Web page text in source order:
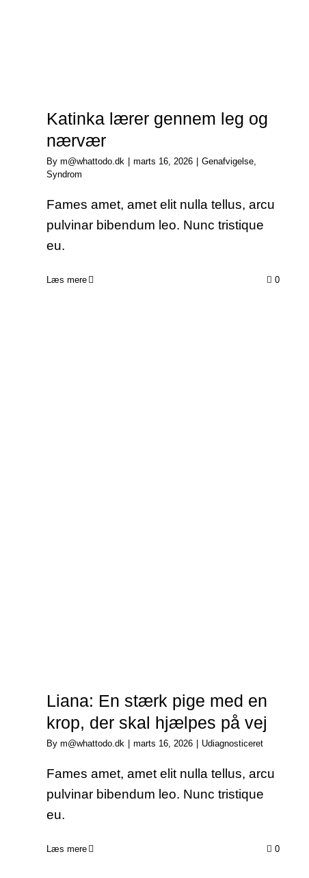
Katinka lærer gennem leg og
nærvær
By m@whattodo.dk marts 16, 2026 Genafvigelse,
Syndrom
Fames amet, amet elit nulla tellus, arcu
pulvinar bibendum leo. Nunc tristique
eu.
Læs mere 0
Liana: En stærk pige med en
krop, der skal hjælpes på vej
By m@whattodo.dk marts 16, 2026 Udiagnosticeret
Fames amet, amet elit nulla tellus, arcu
pulvinar bibendum leo. Nunc tristique
eu.
Læs mere 0